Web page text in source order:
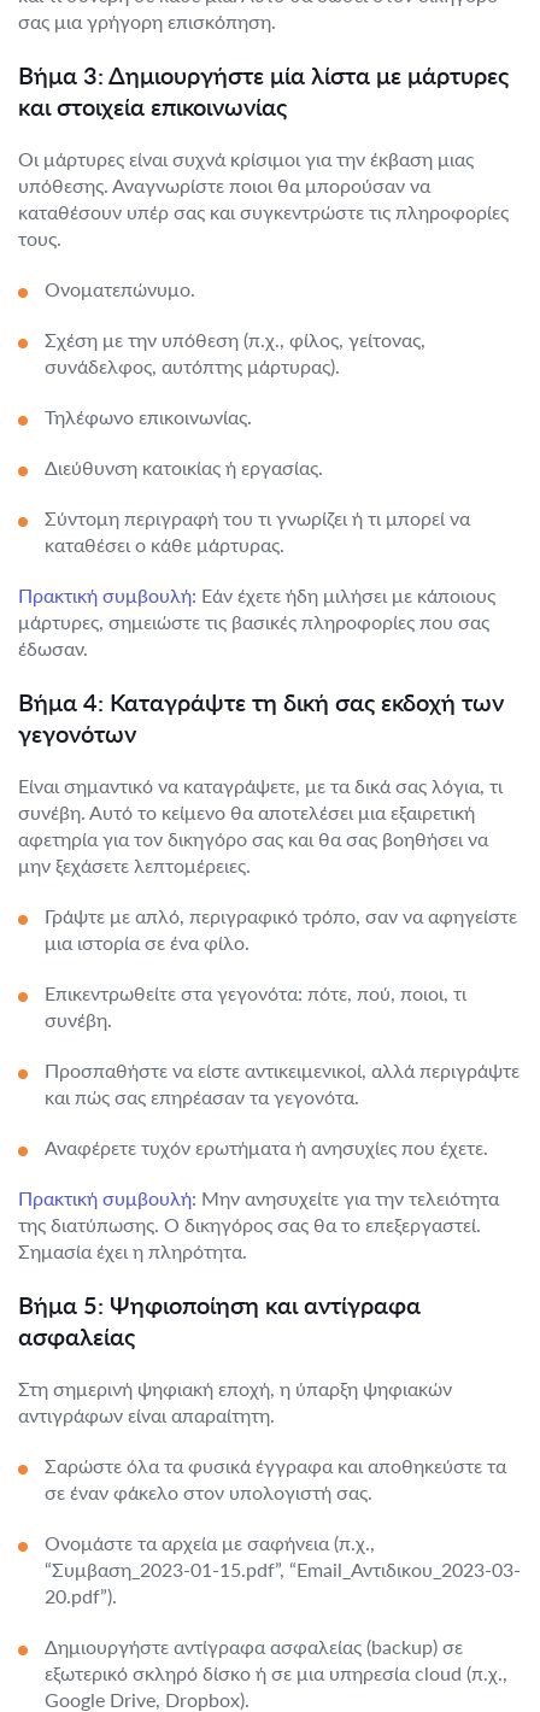
σας μια γρήγορη επισκόπηση.
Βήμα 3: Δημιουργήστε μία λίστα με μάρτυρες
και στοιχεία επικοινωνίας
Οι μάρτυρες είναι συχνά κρίσιμοι για την έκβαση μιας
υπόθεσης. Αναγνωρίστε ποιοι θα μπορούσαν να
καταθέσουν υπέρ σας και συγκεντρώστε τις πληροφορίες
τους.
Ονοματεπώνυμο.
Σχέση με την υπόθεση (π.χ., φίλος, γείτονας,
συνάδελφος, αυτόπτης μάρτυρας).
Τηλέφωνο επικοινωνίας.
Διεύθυνση κατοικίας ή εργασίας.
Σύντομη περιγραφή του τι γνωρίζει ή τι μπορεί να
καταθέσει ο κάθε μάρτυρας.
Πρακτική συμβουλή: Εάν έχετε ήδη μιλήσει με κάποιους
μάρτυρες, σημειώστε τις βασικές πληροφορίες που σας
έδωσαν.
Βήμα 4: Καταγράψτε τη δική σας εκδοχή των
γεγονότων
Είναι σημαντικό να καταγράψετε, με τα δικά σας λόγια, τι
συνέβη. Αυτό το κείμενο θα αποτελέσει μια εξαιρετική
αφετηρία για τον δικηγόρο σας και θα σας βοηθήσει να
μην ξεχάσετε λεπτομέρειες.
Γράψτε με απλό, περιγραφικό τρόπο, σαν να αφηγείστε
μια ιστορία σε ένα φίλο.
Επικεντρωθείτε στα γεγονότα: πότε, πού, ποιοι, τι
συνέβη.
Προσπαθήστε να είστε αντικειμενικοί, αλλά περιγράψτε
και πώς σας επηρέασαν τα γεγονότα.
Αναφέρετε τυχόν ερωτήματα ή ανησυχίες που έχετε.
Πρακτική συμβουλή: Μην ανησυχείτε για την τελειότητα
της διατύπωσης. Ο δικηγόρος σας θα το επεξεργαστεί.
Σημασία έχει η πληρότητα.
Βήμα 5: Ψηφιοποίηση και αντίγραφα
ασφαλείας
Στη σημερινή ψηφιακή εποχή, η ύπαρξη ψηφιακών
αντιγράφων είναι απαραίτητη.
Σαρώστε όλα τα φυσικά έγγραφα και αποθηκεύστε τα
σε έναν φάκελο στον υπολογιστή σας.
Ονομάστε τα αρχεία με σαφήνεια (π.χ.,
“Συμβαση_2023-01-15.pdf”, “Email_Αντιδικου_2023-03-
20.pdf”).
Δημιουργήστε αντίγραφα ασφαλείας (backup) σε
εξωτερικό σκληρό δίσκο ή σε μια υπηρεσία cloud (π.χ.,
Google Drive, Dropbox).